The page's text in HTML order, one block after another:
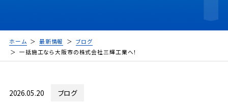
ホーム 最新情報
ブログ
一括施工なら大阪市の株式会社三輝工業へ！
2026.05.20 ブログ